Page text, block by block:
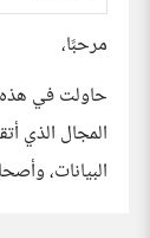
مرحبًا،
حاولت في هذه
المجال الذي
البيانات،